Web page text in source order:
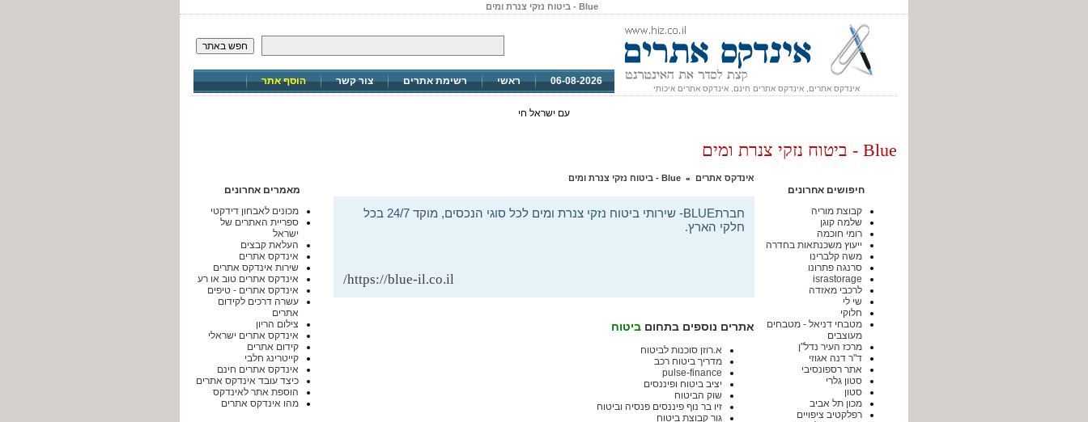
Blue - ביטוח נזקי צנרת ומים
אינדקס אתרים, אינדקס אתרים חינם, אינדקס אתרים איכותי
חפש באתר
06-08-2026 ראשי רשימת אתרים צור קשר הוסף אתר
עם ישראל חי
Blue - ביטוח נזקי צנרת ומים
חיפושים אחרונים
קבוצת מוריה
שלמה קוגן
רומי חוכמה
ייעוץ משכנתאות בחדרה
משה קלברינו
סרנגה פתרונו
israstorage
לרכבי מאזדה
שי לי
חלוקי
מטבחי דניאל - מטבחים
מעוצבים
מרכז העיר נדל"ן
ד"ר דנה אגוזי
אתר רספונסיבי
סטון גלרי
סטון
מכון תל אביב
רפלקטיב ציפויים
אינדקס אתרים » Blue - ביטוח נזקי צנרת ומים
חברתBLUE- שירותי ביטוח נזקי צנרת ומים לכל סוגי הנכסים, מוקד 24/7 בכל
חלקי הארץ.
https://blue-il.co.il/
אתרים נוספים בתחום ביטוח
א.רוזן סוכנות לביטוח
מדריך ביטוח רכב
pulse-finance
יציב ביטוח ופיננסים
שוק הביטוח
זיו בר נוף פיננסים פנסיה וביטוח
גור קבוצת ביטוח
מאמרים אחרונים
מכונים לאבחון דידקטי
ספריית האתרים של
ישראל
העלאת קבצים
אינדקס אתרים
שירות אינדקס אתרים
אינדקס אתרים טוב או רע
אינדקס אתרים - טיפים
עשרה דרכים לקידום
אתרים
צילום הריון
אינדקס אתרים ישראלי
קידום אתרים
קייטרינג חלבי
אינדקס אתרים חינם
כיצד עובד אינדקס אתרים
הוספת אתר לאינדקס
מהו אינדקס אתרים